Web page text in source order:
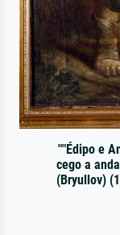
""Édipo e
cego a
(Bryullov)